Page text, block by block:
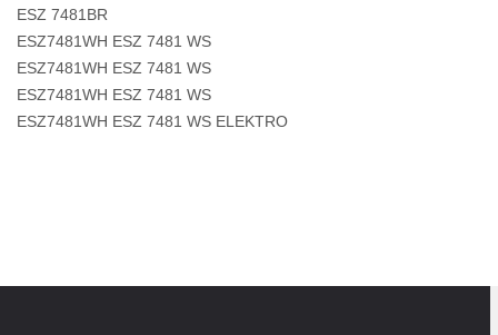
ESZ 7481BR
ESZ7481WH ESZ 7481 WS
ESZ7481WH ESZ 7481 WS
ESZ7481WH ESZ 7481 WS
ESZ7481WH ESZ 7481 WS ELEKTRO